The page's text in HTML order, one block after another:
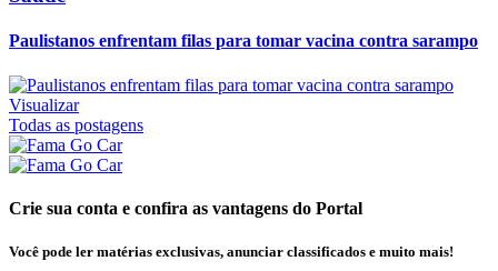
Paulistanos enfrentam filas para tomar vacina contra sarampo
Visualizar
Todas as postagens
Crie sua conta e confira as vantagens do Portal
Você pode ler matérias exclusivas, anunciar classificados e muito mais!